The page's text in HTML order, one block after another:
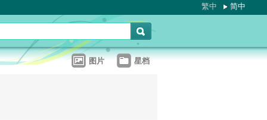
繁中 简中
图片 星档